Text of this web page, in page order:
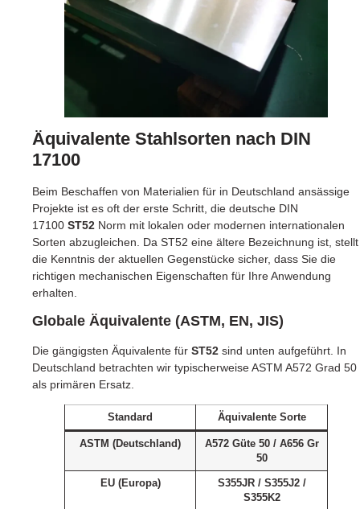
Äquivalente Stahlsorten nach DIN
17100
Beim Beschaffen von Materialien für in Deutschland ansässige
Projekte ist es oft der erste Schritt, die deutsche DIN
17100 ST52 Norm mit lokalen oder modernen internationalen
Sorten abzugleichen. Da ST52 eine ältere Bezeichnung ist, stellt
die Kenntnis der aktuellen Gegenstücke sicher, dass Sie die
richtigen mechanischen Eigenschaften für Ihre Anwendung
erhalten.
Globale Äquivalente (ASTM, EN, JIS)
Die gängigsten Äquivalente für ST52 sind unten aufgeführt. In
Deutschland betrachten wir typischerweise ASTM A572 Grad 50
als primären Ersatz.
Standard Äquivalente Sorte
ASTM (Deutschland)
A572 Güte 50 / A656 Gr
50
EU (Europa)
S355JR / S355J2 /
S355K2